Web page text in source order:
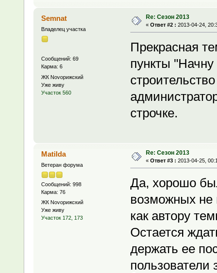
Semnat
Владелец участка
Сообщений: 69
Карма: 6
ЖК Novoрижский
Уже живу
Участок 560
Re: Сезон 2013
« Ответ #2 : 2013-04-24,
Прекрасная
пункты "Начну
строчке.
Matilda
Ветеран форума
Сообщений: 998
Карма: 76
ЖК Novoрижский
Уже живу
Участок 172, 173
Re: Сезон 2013
« Ответ #3 : 2013-04-25,
Да, хорошо
возможных не
как автору
Остается
держать ее